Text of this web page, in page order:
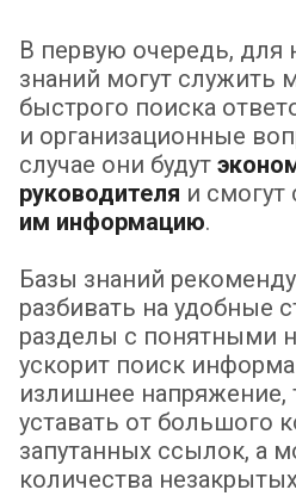
В первую очередь, для
знаний могут служить
быстрого поиска
и организационные
случае они будут
руководителя и смогут
им информацию.
Базы знаний
разбивать на удобные
разделы с понятными
ускорит поиск
излишнее напряжение,
уставать от большого
запутанных ссылок, а
количества